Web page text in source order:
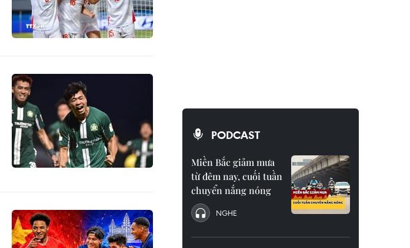
PODCAST
Miền Bắc giảm mưa
từ đêm nay, cuối tuần
chuyển nắng nóng
NGHE